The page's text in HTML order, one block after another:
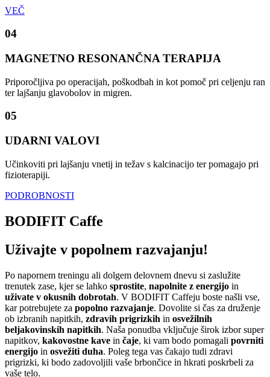
VEČ
04
MAGNETNO RESONANČNA TERAPIJA
Priporočljiva po operacijah, poškodbah in kot pomoč pri celjenju ran
ter lajšanju glavobolov in migren.
05
UDARNI VALOVI
Učinkoviti pri lajšanju vnetij in težav s kalcinacijo ter pomagajo pri
fizioterapiji.
PODROBNOSTI
BODIFIT Caffe
Uživajte v popolnem razvajanju!
Po napornem treningu ali dolgem delovnem dnevu si zaslužite
trenutek zase, kjer se lahko sprostite, napolnite z energijo in
uživate v okusnih dobrotah. V BODIFIT Caffeju boste našli vse,
kar potrebujete za popolno razvajanje. Dovolite si čas za druženje
ob izbranih napitkih, zdravih prigrizkih in osvežilnih
beljakovinskih napitkih. Naša ponudba vključuje širok izbor super
napitkov, kakovostne kave in čaje, ki vam bodo pomagali povrniti
energijo in osvežiti duha. Poleg tega vas čakajo tudi zdravi
prigrizki, ki bodo zadovoljili vaše brbončice in hkrati poskrbeli za
vaše telo.